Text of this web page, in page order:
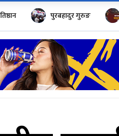
पुरबहादुर गुरुङ